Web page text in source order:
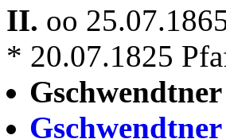
II. oo
* 20.07.1825